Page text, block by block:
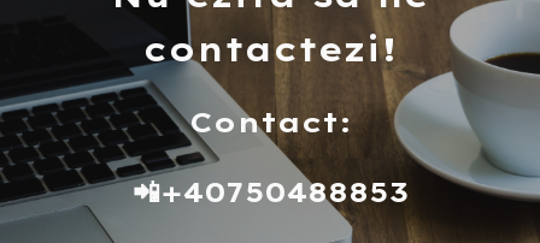
contactezi!
Contact:
📲+40750488853